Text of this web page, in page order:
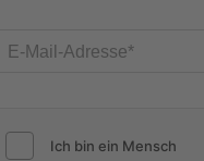
E-Mail-Adresse